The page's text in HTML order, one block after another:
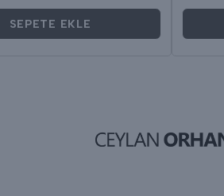
SEPETE EKLE